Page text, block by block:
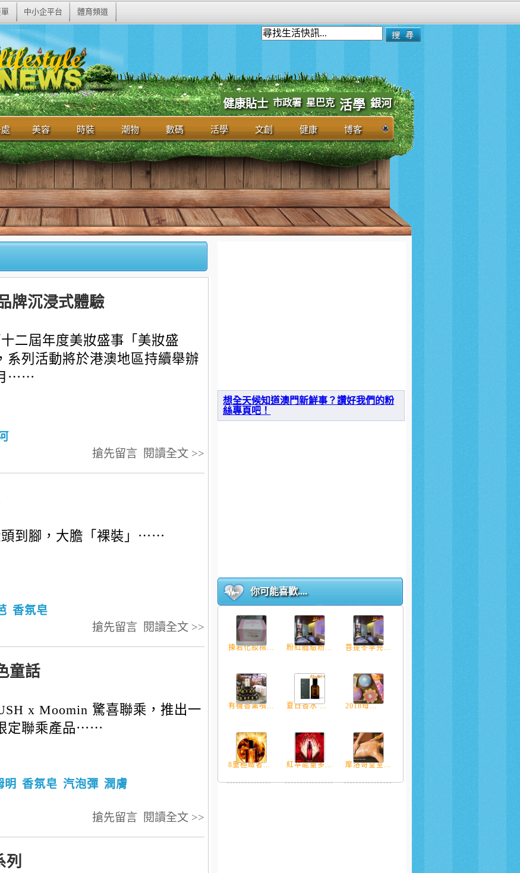
中小企平台 體育頻道
健康貼士 市政署 星巴克 活學 銀河
美容 時裝 潮物 數碼 活學 文創 健康 博客
牌沉浸式體驗
二屆年度美妝盛事「美妝盛
系列活動將於港澳地區持續舉辦
⋯⋯
閱讀全文 >>
搶先留言
到腳，大膽「裸裝」⋯⋯
香氛皂
閱讀全文 >>
搶先留言
童話
x Moomin 驚喜聯乘，推出一
定聯乘產品⋯⋯
明 香氛皂 汽泡彈 潤膚
閱讀全文 >>
搶先留言
列
想全天候知道澳門新鮮事？讚好我們的粉
絲專頁吧！
你可能喜歡....
揀岩化妝棉... 粉紅體驗粉... 菩提冬季亮...
有機香薰噴... 夏日香水 ... 2018母...
8重極緻奢... 紅萃能量多... 摩洛哥皇室...